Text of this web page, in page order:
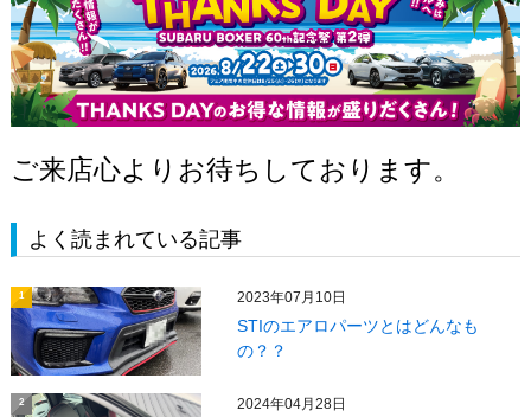
ご来店心よりお待ちしております。
よく読まれている記事
1 2023年07月10日
STIのエアロパーツとはどんなも
の？？
2 2024年04月28日